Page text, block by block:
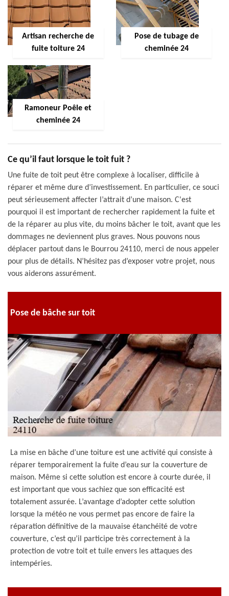
Artisan recherche de
fuite toiture 24
Pose de tubage de
cheminée 24
Ramoneur Poêle et
cheminée 24
Ce qu’il faut lorsque le toit fuit ?
Une fuite de toit peut être complexe à localiser, difficile à
réparer et même dure d’investissement. En particulier, ce souci
peut sérieusement affecter l’attrait d’une maison. C'est
pourquoi il est important de rechercher rapidement la fuite et
de la réparer au plus vite, du moins bâcher le toit, avant que les
dommages ne deviennent plus graves. Nous pouvons nous
déplacer partout dans le Bourrou 24110, merci de nous appeler
pour plus de détails. N’hésitez pas d’exposer votre projet, nous
vous aiderons assurément.
Pose de bâche sur toit
La mise en bâche d’une toiture est une activité qui consiste à
réparer temporairement la fuite d’eau sur la couverture de
maison. Même si cette solution est encore à courte durée, il
est important que vous sachiez que son efficacité est
totalement assurée. L’avantage d’adopter cette solution
lorsque la météo ne vous permet pas encore de faire la
réparation définitive de la mauvaise étanchéité de votre
couverture, c’est qu’il participe très correctement à la
protection de votre toit et tuile envers les attaques des
intempéries.